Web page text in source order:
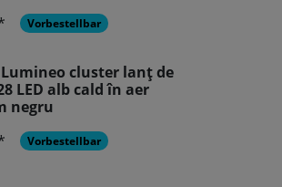
Vorbestellbar
cluster lanț de
LED alb cald în aer
negru
Vorbestellbar